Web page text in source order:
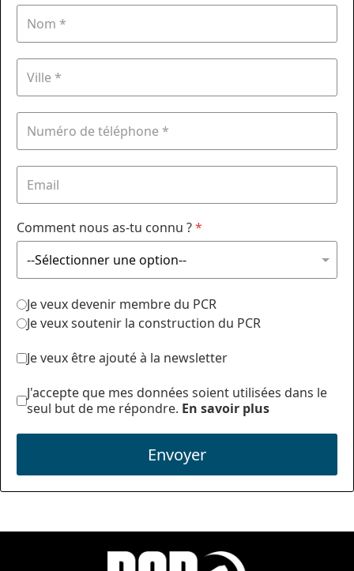
Comment nous as-tu connu ?*
Je veux devenir membre du PCR
Je veux soutenir la construction du PCR
Je veux être ajouté à la newsletter
J'accepte que mes données soient utilisées dans le
seul but de me répondre. En savoir plus
Envoyer